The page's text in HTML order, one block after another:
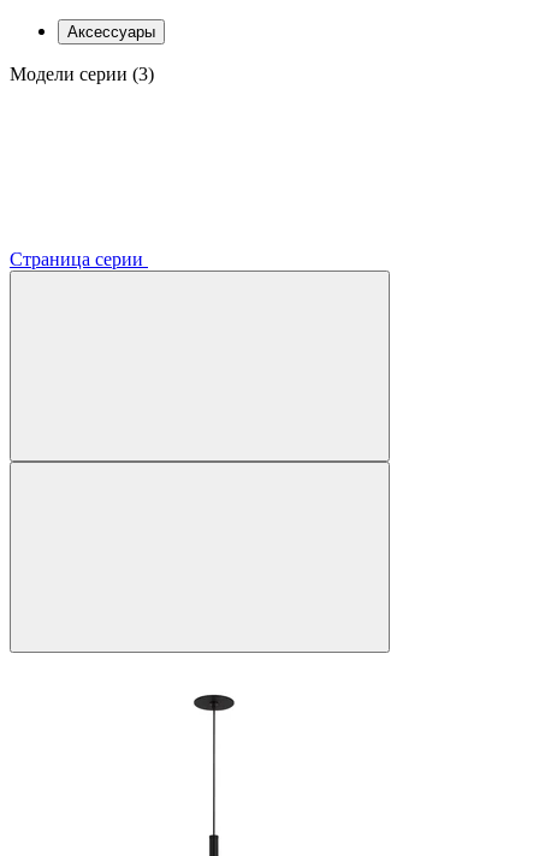
Аксессуары
Модели серии (3)
Страница серии